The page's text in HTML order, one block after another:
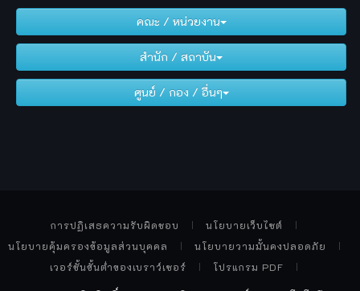
คณะ / หน่วยงาน
สำนัก / สถาบัน
ศูนย์ / กอง / อื่นๆ
การปฏิเสธความรับผิดชอบ
นโยบายเว็บไซต์
นโยบายคุ้มครองข้อมูลส่วนบุคคล
นโยบายวามมั้นคงปลอดภัย
เวอร์ชั้นขั้นต่ำของเบราว์เซอร์
โปรแกรม PDF